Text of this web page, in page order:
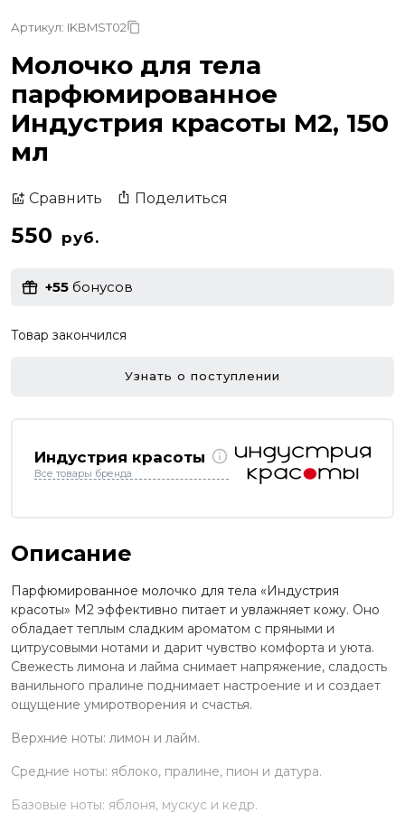
Артикул: IKBMST02
Молочко для тела
парфюмированное
Индустрия красоты M2, 150
мл
Сравнить Поделиться
550 руб.
+55 бонусов
Товар закончился
Узнать о поступлении
Индустрия красоты
Все товары бренда
Описание
Парфюмированное молочко для тела «Индустрия
красоты» M2 эффективно питает и увлажняет кожу. Оно
обладает теплым сладким ароматом с пряными и
цитрусовыми нотами и дарит чувство комфорта и уюта.
Свежесть лимона и лайма снимает напряжение, сладость
ванильного пралине поднимает настроение и и создает
ощущение умиротворения и счастья.
Верхние ноты: лимон и лайм.
Средние ноты: яблоко, пралине, пион и датура.
Базовые ноты: яблоня, мускус и кедр.